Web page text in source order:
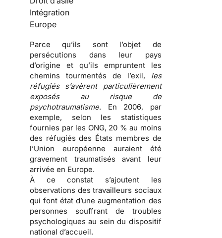
Intégration
Europe
Parce qu’ils sont l’objet de
persécutions dans leur pays
d’origine et qu’ils empruntent les
chemins tourmentés de l’exil, les
réfugiés s’avèrent particulièrement
exposés au risque de
psychotraumatisme. En 2006, par
exemple, selon les statistiques
fournies par les ONG, 20 % au moins
des réfugiés des États membres de
l’Union européenne auraient été
gravement traumatisés avant leur
arrivée en Europe.
À ce constat s’ajoutent les
observations des travailleurs sociaux
qui font état d’uneaugmentation des
personnes souffrant de troubles
psychologiques au sein du dispositif
national d’accueil.